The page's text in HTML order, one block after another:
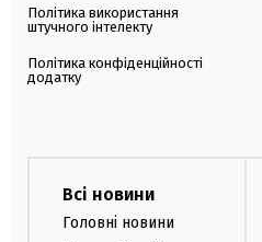
Політика використання
штучного інтелекту
Політика конфіденційності
додатку
Всі новини
Головні новини